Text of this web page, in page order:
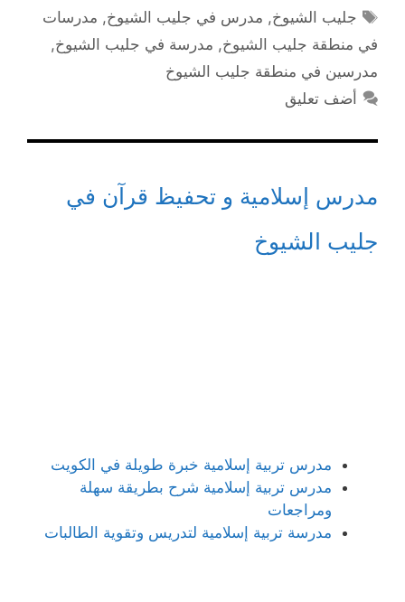
الوسوم
جليب الشيوخ, مدرس في جليب الشيوخ, مدرسات
في منطقة جليب الشيوخ, مدرسة في جليب الشيوخ,
مدرسين في منطقة جليب الشيوخ
أضف تعليق
مدرس إسلامية و تحفيظ قرآن في
جليب الشيوخ
مدرس تربية إسلامية خبرة طويلة في الكويت
مدرس تربية إسلامية شرح بطريقة سهلة
ومراجعات
مدرسة تربية إسلامية لتدريس وتقوية الطالبات